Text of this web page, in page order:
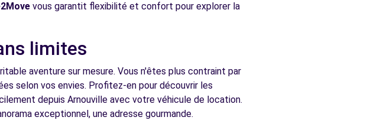
vous garantit flexibilité et confort pour explorer la
limites
aventure sur mesure. Vous n'êtes plus contraint par
selon vos envies. Profitez-en pour découvrir les
depuis Arnouville avec votre véhicule de location.
exceptionnel, une adresse gourmande.